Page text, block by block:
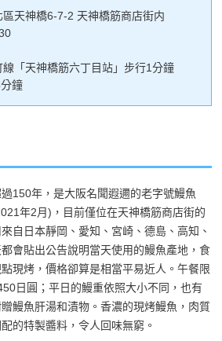
天神橋6-7-2 天神橋筋商店街内
「天神橋筋六丁目站」步行1分鐘
鐘
150年，是大阪名聞遐邇的老字號鰻魚
年2月)，目前僅位在天神橋筋商店街的
自日本靜岡、愛知、宮崎、德島、高知、
會貼出公告說明當天使用的鰻魚產地，食
現烤，價格卻算是相當平易近人。午餐限
日圓；平日的鰻重依照大小不同，也有
鰻魚肝湯和漬物。香濃的現烤鰻魚，肉質
的特製醬料，令人回味無窮。